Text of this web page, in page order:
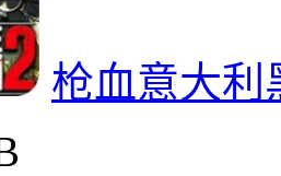
枪血意大利